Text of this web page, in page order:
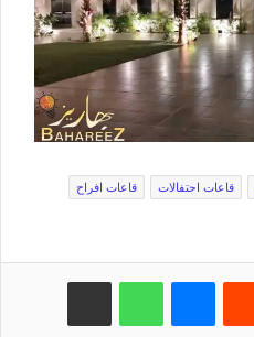
قاعات احتفالات قاعات افراح
واتساب